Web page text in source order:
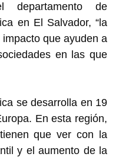
departamento de
en El Salvador, “la
que ayuden a
en las que
se desarrolla en 19
En esta región,
que ver con la
y el aumento de la